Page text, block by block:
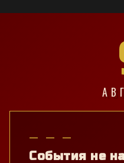
— — —
События не